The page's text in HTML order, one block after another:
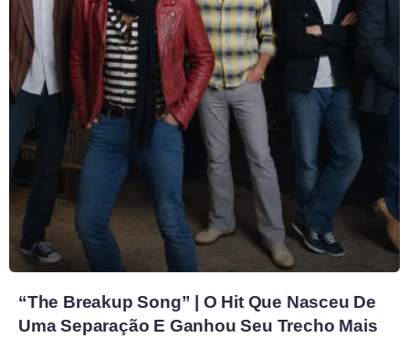
“The Breakup Song” | O Hit Que Nasceu De
Uma Separação E Ganhou Seu Trecho Mais